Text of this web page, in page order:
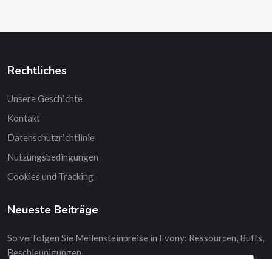
Rechtliches
Unsere Geschichte
Kontakt
Datenschutzrichtlinie
Nutzungsbedingungen
Cookies und Tracking
Neueste Beiträge
So verfolgen Sie Meilensteinpreise in Evony: Ressourcen, Buffs,
Beschleunigungen